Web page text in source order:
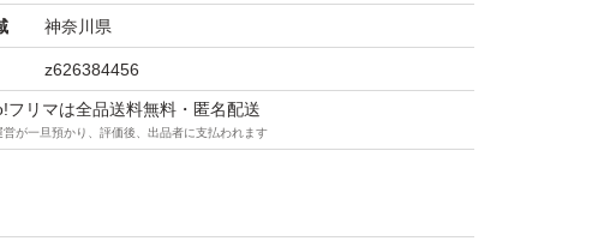
神奈川県
z626384456
フリマは全品送料無料・匿名配送
営が一旦預かり、評価後、出品者に支払われます